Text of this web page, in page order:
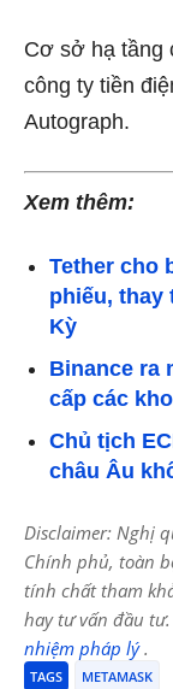
Cơ sở hạ tầng
công ty tiền
Autograph.
Xem thêm:
Tether cho
phiếu, thay
Kỳ
Binance ra
cấp các
Chủ tịch
châu Âu
Disclaimer: Nghị
Chính phủ, toàn
tính chất tham
hay tư vấn đầu
nhiệm pháp lý.
TAGS METAMASK